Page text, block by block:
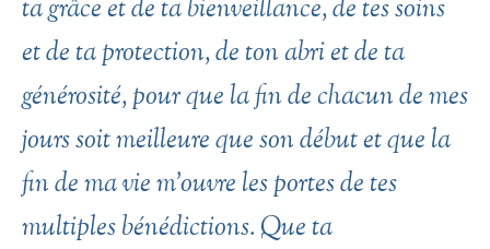
ta grâce et de ta bienveillance, de tes soins
et de ta protection, de ton abri et de ta
générosité, pour que la fin de chacun de mes
jours soit meilleure que son début et que la
fin de ma vie m’ouvre les portes de tes
multiples bénédictions. Que ta